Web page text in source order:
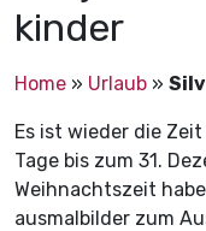
kinder
Home » Urlaub »
Es ist wieder die
Tage bis zum 31.
Weihnachtszeit
ausmalbilder zum